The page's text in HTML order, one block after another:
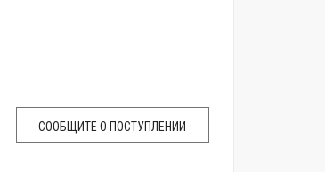
СООБЩИТЕ О ПОСТУПЛЕНИИ